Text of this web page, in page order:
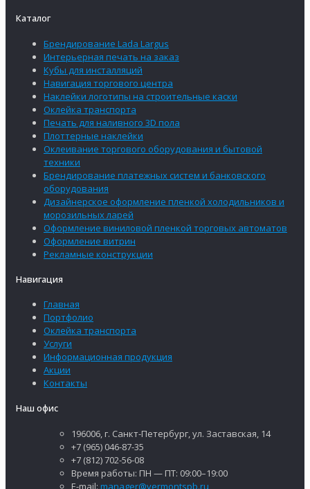
Каталог
Брендирование Lada Largus
Интерьерная печать на заказ
Кубы для инсталляций
Навигация торгового центра
Наклейки логотипы на строительные каски
Оклейка транспорта
Печать для наливного 3D пола
Плоттерные наклейки
Оклеивание торгового оборудования и бытовой
техники
Брендирование платежных систем и банковского
оборудования
Дизайнерское оформление пленкой холодильников и
морозильных ларей
Оформление виниловой пленкой торговых автоматов
Оформление витрин
Рекламные конструкции
Навигация
Главная
Портфолио
Оклейка транспорта
Услуги
Информационная продукция
Акции
Контакты
Наш офис
196006, г. Санкт-Петербург, ул. Заставская, 14
+7 (965) 046-87-35
+7 (812) 702-56-08
Время работы: ПН — ПТ: 09:00–19:00
E-mail: manager@vermontspb.ru